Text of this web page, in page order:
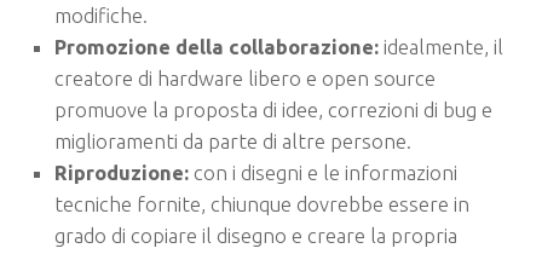
modifiche.
Promozione della collaborazione: idealmente, il
creatore di hardware libero e open source
promuove la proposta di idee, correzioni di bug e
miglioramenti da parte di altre persone.
Riproduzione: con i disegni e le informazioni
tecniche fornite, chiunque dovrebbe essere in
grado di copiare il disegno e creare la propria